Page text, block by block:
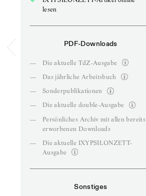
lesen
PDF-Downloads
—
Die aktuelle TdZ-Ausgabe
—
Das jährliche Arbeitsbuch
—
Sonderpublikationen
—
Die aktuelle double-Ausgabe
—
Persönliches Archiv mit allen bereits
erworbenen Downloads
—
Die aktuelle IXYPSILONZETT-
Ausgabe
Sonstiges